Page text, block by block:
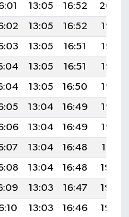
13:05 16:52
20:00
13:05 16:52
19:58
13:05 16:51
19:57
13:05 16:51
19:56
13:05 16:50
19:55
13:04 16:49
19:53
13:04 16:49
19:52
13:04 16:48
19:51
13:04 16:48
19:49
13:03 16:47
19:48
13:03 16:46
19:46